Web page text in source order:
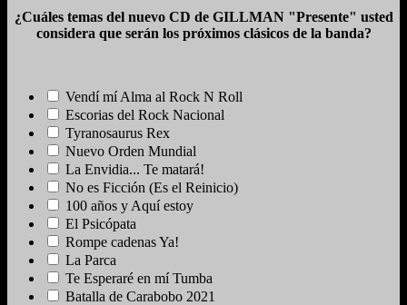
¿Cuáles temas del nuevo CD de GILLMAN "Presente" usted
considera que serán los próximos clásicos de la banda?
Vendí mí Alma al Rock N Roll
Escorias del Rock Nacional
Tyranosaurus Rex
Nuevo Orden Mundial
La Envidia... Te matará!
No es Ficción (Es el Reinicio)
100 años y Aquí estoy
El Psicópata
Rompe cadenas Ya!
La Parca
Te Esperaré en mí Tumba
Batalla de Carabobo 2021